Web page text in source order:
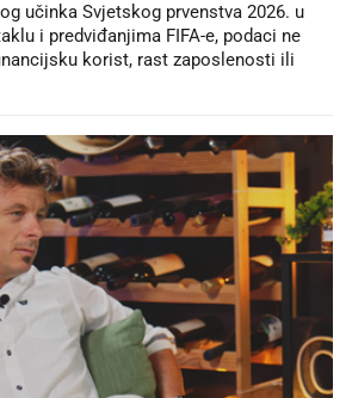
učinka Svjetskog prvenstva 2026. u
i predviđanjima FIFA-e, podaci ne
korist, rast zaposlenosti ili